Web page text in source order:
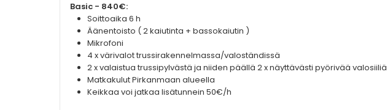
Basic - 840€:
Soittoaika 6 h
Äänentoisto ( 2 kaiutinta + bassokaiutin )
Mikrofoni
4 x värivalot trussirakennelmassa/valoständissä
2 x valaistua trussipylvästä ja niiden päällä 2 x näyttävästi pyörivää valosiiliä
Matkakulut Pirkanmaan alueella
Keikkaa voi jatkaa lisätunnein 50€/h